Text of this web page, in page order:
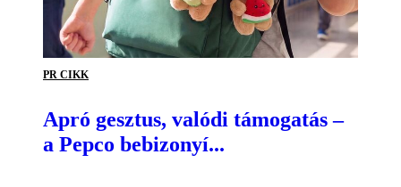
PR CIKK
Apró gesztus, valódi támogatás –
a Pepco bebizonyí...